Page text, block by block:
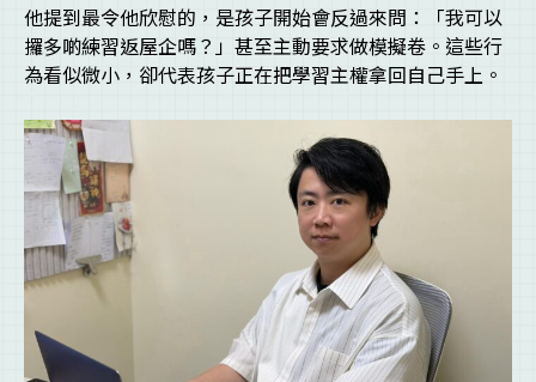
他提到最令他欣慰的，是孩子開始會反過來問：「我可以
攞多啲練習返屋企嗎？」甚至主動要求做模擬卷。這些行
為看似微小，卻代表孩子正在把學習主權拿回自己手上。